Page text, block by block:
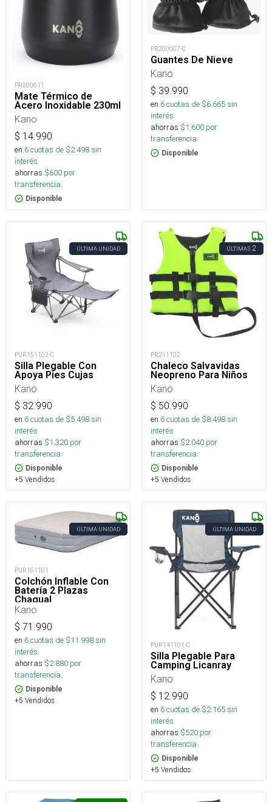
PR200611
Mate Térmico de
Acero Inoxidable 230ml
Kano
$ 14.990
en 6cuotas de $2.498sin
interés
ahorras $600 por
transferencia.
Disponible
PR200607-C
Guantes De Nieve
Kano
$ 39.990
en 6cuotas de $6.665sin
interés
ahorras $1.600 por
transferencia.
Disponible
ÚLTIMA UNIDAD
PUR151102-C
Silla Plegable Con
Apoya Pies Cujas
Kano
$ 32.990
en 6cuotas de $5.498sin
interés
ahorras $1.320 por
transferencia.
Disponible
+5 Vendidos
ÚLTIMAS2
PR211102
Chaleco Salvavidas
Neopreno Para Niños
Kano
$ 50.990
en 6cuotas de $8.498sin
interés
ahorras $2.040 por
transferencia.
Disponible
+5 Vendidos
ÚLTIMA UNIDAD
PUR161101
Colchón Inflable Con
Batería 2 Plazas
Chagual
Kano
$ 71.990
en 6cuotas de $11.998sin
interés
ahorras $2.880 por
transferencia.
Disponible
+5 Vendidos
ÚLTIMA UNIDAD
PUR141101-C
Silla Plegable Para
Camping Licanray
Kano
$ 12.990
en 6cuotas de $2.165sin
interés
ahorras $520 por
transferencia.
Disponible
+5 Vendidos